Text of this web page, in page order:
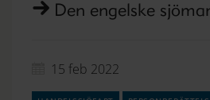
Den engelske
15 feb 2022